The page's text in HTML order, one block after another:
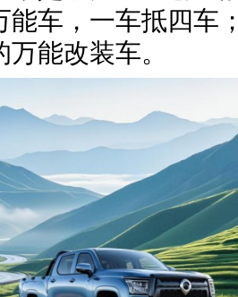
能车，一车抵四车
能改装车。